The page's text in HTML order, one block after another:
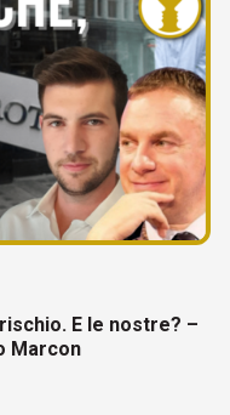
E le nostre? –
Marcon